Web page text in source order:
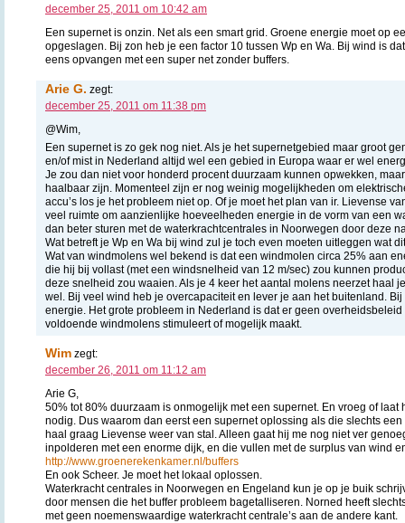
december 25, 2011 om 10:42 am
Een supernet is onzin. Net als een smart grid. Groene energie moet op
opgeslagen. Bij zon heb je een factor 10 tussen Wp en Wa. Bij wind is
eens opvangen met een super net zonder buffers.
Arie G. zegt:
december 25, 2011 om 11:38 pm
@Wim,
Een supernet is zo gek nog niet. Als je het supernetgebied maar groot
en/of mist in Nederland altijd wel een gebied in Europa waar er wel
Je zou dan niet voor honderd procent duurzaam kunnen opwekken,
haalbaar zijn. Momenteel zijn er nog weinig mogelijkheden om
accu’s los je het probleem niet op. Of je moet het plan van ir. Lievense
veel ruimte om aanzienlijke hoeveelheden energie in de vorm van een
dan beter sturen met de waterkrachtcentrales in Noorwegen door deze
Wat betreft je Wp en Wa bij wind zul je toch even moeten uitleggen wat
Wat van windmolens wel bekend is dat een windmolen circa 25% aan
die hij bij vollast (met een windsnelheid van 12 m/sec) zou kunnen
deze snelheid zou waaien. Als je 4 keer het aantal molens neerzet haal
wel. Bij veel wind heb je overcapaciteit en lever je aan het buitenland.
energie. Het grote probleem in Nederland is dat er geen
voldoende windmolens stimuleert of mogelijk maakt.
Wim zegt:
december 26, 2011 om 11:12 am
Arie G,
50% tot 80% duurzaam is onmogelijk met een supernet. En vroeg of laat
nodig. Dus waarom dan eerst een supernet oplossing als die slechts
haal graag Lievense weer van stal. Alleen gaat hij me nog niet ver
inpolderen met een enorme dijk, en die vullen met de surplus van wind
http://www.groenerekenkamer.nl/buffers
En ook Scheer. Je moet het lokaal oplossen.
Waterkracht centrales in Noorwegen en Engeland kun je op je buik
door mensen die het buffer probleem bagetalliseren. Norned heeft
met geen noemenswaardige waterkracht centrale’s aan de andere kant.